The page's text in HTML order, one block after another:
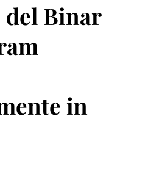
Binar
in